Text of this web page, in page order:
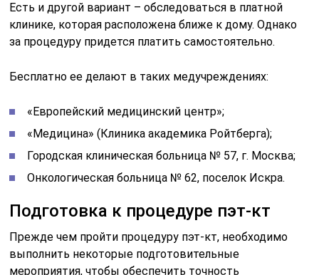
Есть и другой вариант – обследоваться в платной
клинике, которая расположена ближе к дому. Однако
за процедуру придется платить самостоятельно.
Бесплатно ее делают в таких медучреждениях:
«Европейский медицинский центр»;
«Медицина» (Клиника академика Ройтберга);
Городская клиническая больница № 57, г. Москва;
Онкологическая больница № 62, поселок Искра.
Подготовка к процедуре пэт-кт
Прежде чем пройти процедуру пэт-кт, необходимо
выполнить некоторые подготовительные
мероприятия, чтобы обеспечить точность